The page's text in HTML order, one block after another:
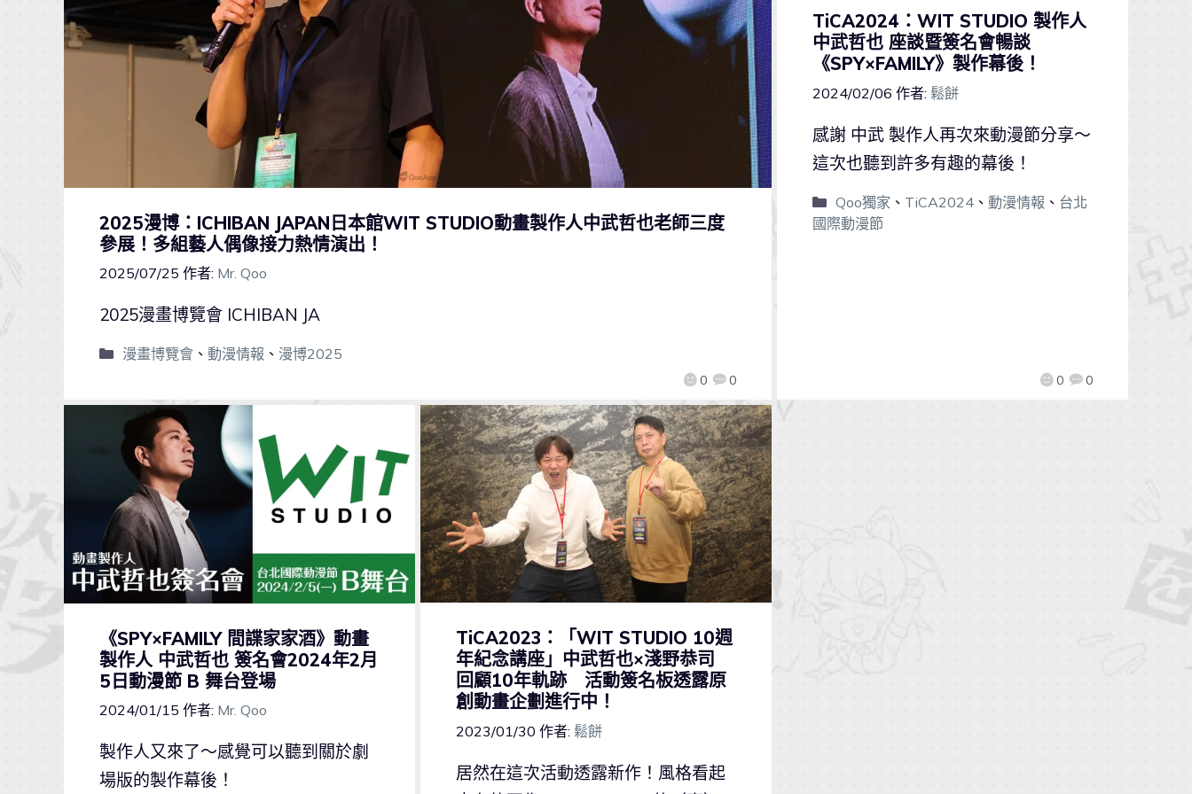
2025漫博：ICHIBAN JAPAN日本館WIT STUDIO動畫製作人中武哲也老師三度
參展！多組藝人偶像接力熱情演出！
2025/07/25 作者: Mr. Qoo
0 0
2025漫畫博覽會 ICHIBAN JA
漫畫博覽會、 動漫情報 、 漫博2025
TiCA2024：WIT STUDIO 製作人
中武哲也 座談暨簽名會暢談
《SPY×FAMILY》製作幕後！
2024/02/06 作者: 鬆餅
0 0
感謝 中武 製作人再次來動漫節分享～
這次也聽到許多有趣的幕後！
Qoo獨家 、 TiCA2024、 動漫情報 、 台北
國際動漫節
《SPY×FAMILY 間諜家家酒》動畫
製作人 中武哲也 簽名會2024年2月
5日動漫節 B 舞台登場
2024/01/15 作者: Mr. Qoo
製作人又來了～感覺可以聽到關於劇
場版的製作幕後！
TiCA2023：「WIT STUDIO 10週
年紀念講座」中武哲也×淺野恭司
回顧10年軌跡 活動簽名板透露原
創動畫企劃進行中！
2023/01/30 作者: 鬆餅
居然在這次活動透露新作！風格看起